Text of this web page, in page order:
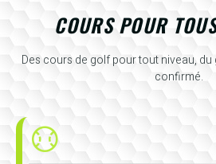
COURS POUR
Des cours de golf pour tout niveau,
confirmé.